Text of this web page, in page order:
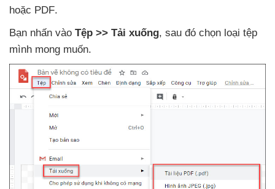
hoặc PDF.
Bạn nhấn vào Tệp >> Tải xuống, sau đó chọn loại tệp
mình mong muốn.